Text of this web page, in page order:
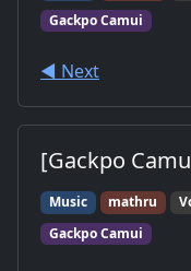
Gackpo Camui
◀︎ Next
[Gackpo
Music mathru
Gackpo Camui